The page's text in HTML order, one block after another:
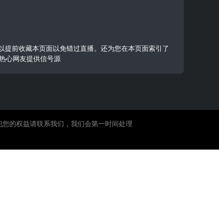
提前收藏本页面以免错过直播。还为您在本页面索引了
心网友提供信号源
的权益请联系我们，我们会第一时间处理